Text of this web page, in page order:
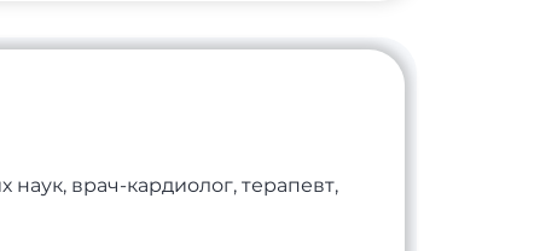
врач-кардиолог, терапевт,